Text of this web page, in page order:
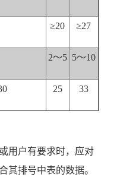
≥20 ≥27
2～5 5～10
25 33
用户有要求时，应对
其排号中表的数据。